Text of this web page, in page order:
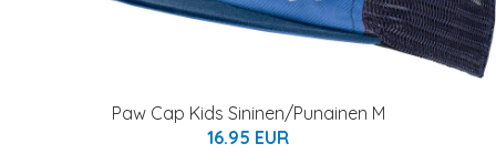
Paw Cap Kids Sininen/Punainen M
16.95 EUR